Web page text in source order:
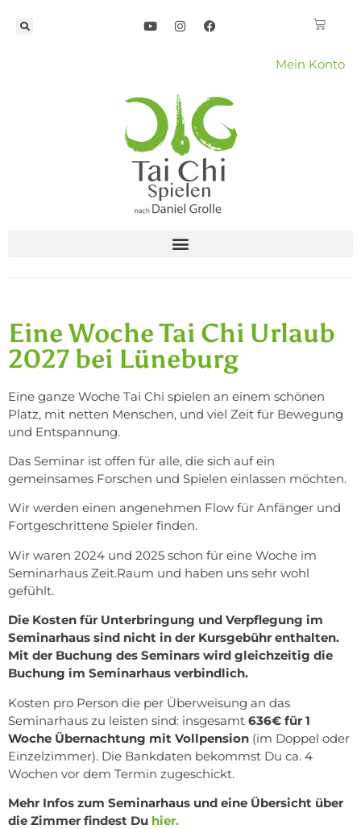
Mein Konto
Eine Woche Tai Chi Urlaub
2027 bei Lüneburg
Eine ganze Woche Tai Chi spielen an einem schönen
Platz, mit netten Menschen, und viel Zeit für Bewegung
und Entspannung.
Das Seminar ist offen für alle, die sich auf ein
gemeinsames Forschen und Spielen einlassen möchten.
Wir werden einen angenehmen Flow für Anfänger und
Fortgeschrittene Spieler finden.
Wir waren 2024 und 2025 schon für eine Woche im
Seminarhaus Zeit.Raum und haben uns sehr wohl
gefühlt.
Die Kosten für Unterbringung und Verpflegung im
Seminarhaus sind nicht in der Kursgebühr enthalten.
Mit der Buchung des Seminars wird gleichzeitig die
Buchung im Seminarhaus verbindlich.
Kosten pro Person die per Überweisung an das
Seminarhaus zu leisten sind: insgesamt 636€ für 1
Woche Übernachtung mit Vollpension (im Doppel oder
Einzelzimmer). Die Bankdaten bekommst Du ca. 4
Wochen vor dem Termin zugeschickt.
Mehr Infos zum Seminarhaus und eine Übersicht über
die Zimmer findest Du hier.